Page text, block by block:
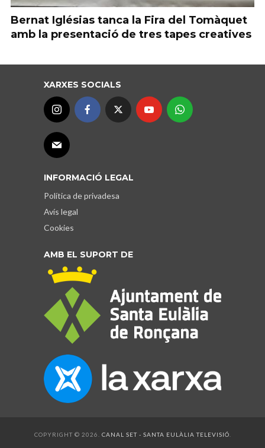
Bernat Iglésias tanca la Fira del Tomàquet
amb la presentació de tres tapes creatives
XARXES SOCIALS
INFORMACIÓ LEGAL
Política de privadesa
Avís legal
Cookies
AMB EL SUPORT DE
COPYRIGHT © 2026. CANAL SET - SANTA EULÀLIA TELEVISIÓ